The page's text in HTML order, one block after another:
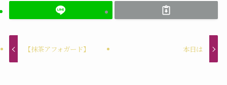
【抹茶アフォガード】 本日は